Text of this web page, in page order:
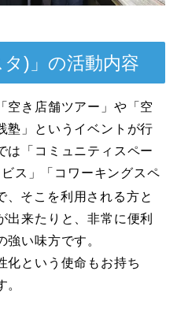
タ)」の活動内容
空き店舗ツアー」や「空
塾」というイベントが行
は「コミュニティスペー
ス」「コワーキングスペ
、そこを利用される方と
出来たりと、非常に便利
い味方です。
化という使命もお持ち